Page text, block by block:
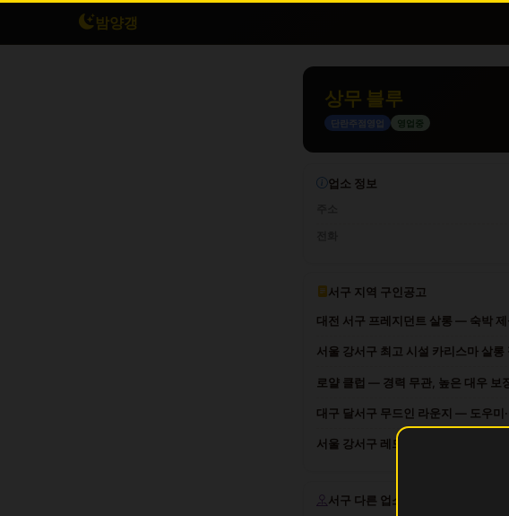
밤양갱
상무 블루
단란주점영업 영업중
업소 정보
서구 지역 구인공고
대전 서구 프레지던트 살롱 — 숙박 제
서울 강서구 최고 시설 카리스마 살롱
로얄 클럽 — 경력 무관, 높은 대우 보
대구 달서구 무드인 라운지 — 도우미
서울 강서구 레드문 클럽하우스 — 대
서구 다른 업소